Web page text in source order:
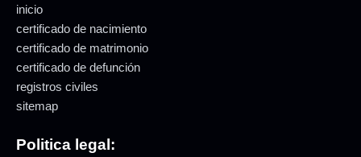
inicio
certificado de nacimiento
certificado de matrimonio
certificado de defunción
registros civiles
sitemap
Politica legal: